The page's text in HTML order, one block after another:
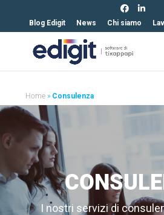
Blog Edigit News Chi siamo
Home » Consulenza
I nostri servizi di